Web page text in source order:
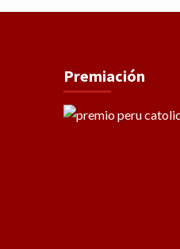
Premiación